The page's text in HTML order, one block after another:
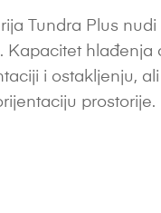
Tundra Plus nudi
Kapacitet hlađenja
i ostakljenju, ali
prostorije.